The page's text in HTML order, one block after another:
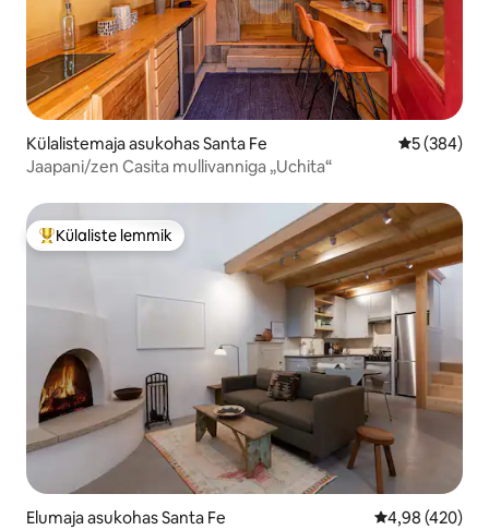
Külalistemaja asukohas Santa Fe Keskmine
5 (384)
Jaapani/zen Casita mullivanniga „Uchita“
Külaliste suur lemmik
Külaliste lemmik
Elumaja asukohas Santa Fe Keskmine
4,98 (420)